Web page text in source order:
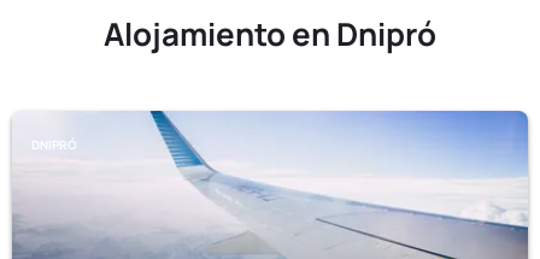
Alojamiento en Dnipró
DNIPRÓ